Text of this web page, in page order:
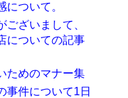
について。
ざいまして、
についての記事
ためのマナー集
事件について1日